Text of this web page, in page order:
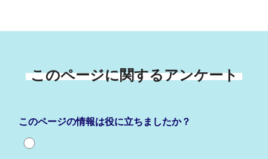
このページに関するアンケート
このページの情報は役に立ちましたか？